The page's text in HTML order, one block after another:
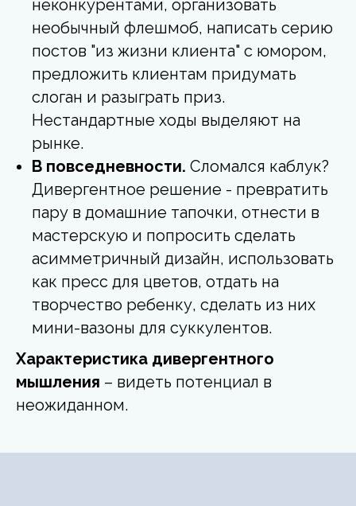
неконкурентами, организовать
необычный флешмоб, написать серию
постов "из жизни клиента" с юмором,
предложить клиентам придумать
слоган и разыграть приз.
Нестандартные ходы выделяют на
рынке.
В повседневности. Сломался каблук?
Дивергентное решение - превратить
пару в домашние тапочки, отнести в
мастерскую и попросить сделать
асимметричный дизайн, использовать
как пресс для цветов, отдать на
творчество ребенку, сделать из них
мини-вазоны для суккулентов.
Характеристика дивергентного
мышления – видеть потенциал в
неожиданном.